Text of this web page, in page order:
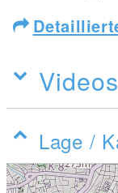
Videos
Lage /